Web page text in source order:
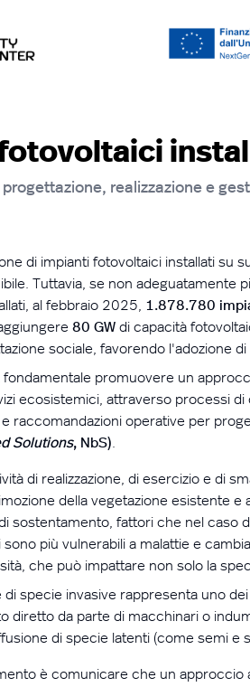
realizzazione e
di impianti fotovoltaici installati su
Tuttavia, se non adeguatamente
al febbraio 2025,
1.878.780
80 GW di capacità
sociale, favorendo l'adozione di
fondamentale promuovere un
ecosistemici, attraverso processi
raccomandazioni operative per
Solutions, NbS)
di realizzazione, di esercizio e di
della vegetazione esistente
sostentamento, fattori che nel caso
più vulnerabili a malattie e
che può impattare non solo la
di specie invasive rappresenta uno
diretto da parte di macchinari o
di specie latenti (come semi e
è comunicare che un approccio